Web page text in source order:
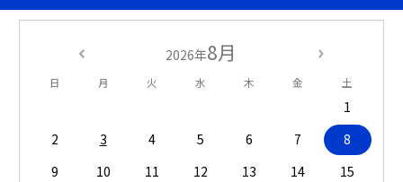
2026年8月
日 月 火 水 木 金 土
1
2
3 4 5 6 7
8
9
10 11 12 13 14
15